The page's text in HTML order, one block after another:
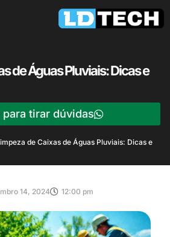
de Águas Pluviais: Dicas e
para tirar dúvidas
de Caixas de Águas Pluviais: Dicas e
14, 2024 12:00 pm